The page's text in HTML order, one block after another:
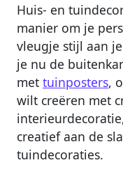
Huis- en
manier om je
vleugje stijl aan
je nu de
met tuinposters,
wilt creëren met
creatief aan de
tuindecoraties.